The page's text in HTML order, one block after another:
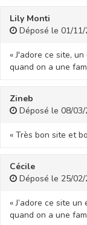
Lily Monti
Déposé le 01/
« J'adore ce site,
quand on a une
Zineb
Déposé le 08/
« Très bon site et
Cécile
Déposé le 25/
« J’adore ce site
quand on a une